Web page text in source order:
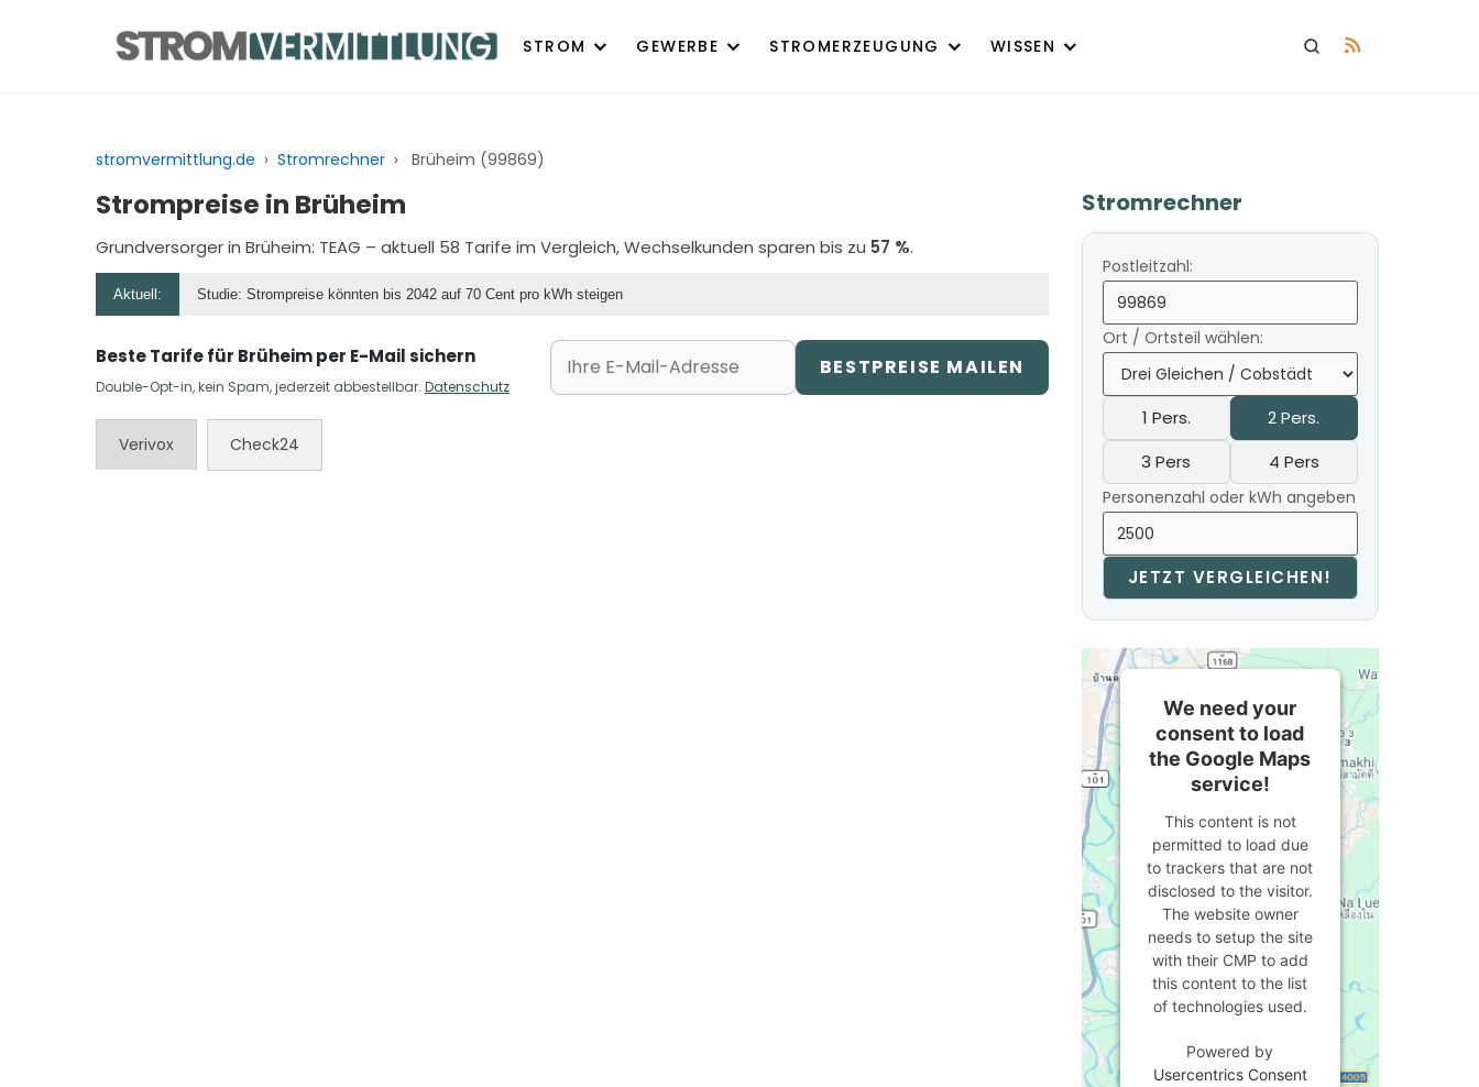
STROM GEWERBE STROMERZEUGUNG WISSEN
stromvermittlung.de › Stromrechner › Brüheim (99869)
Strompreise in Brüheim
Grundversorger in Brüheim: TEAG – aktuell 58 Tarife im Vergleich, Wechselkunden sparen bis zu 57 %.
Aktuell: Studie: Strompreise könnten bis 2042 auf 70 Cent pro kWh steigen
Beste Tarife für Brüheim per E-Mail sichern
Double-Opt-in, kein Spam, jederzeit abbestellbar. Datenschutz
BESTPREISE MAILEN
Verivox Check24
Stromrechner
Postleitzahl:
Ort / Ortsteil wählen:
1 Pers.
2 Pers.
3 Pers
4 Pers
Personenzahl oder kWh angeben
JETZT VERGLEICHEN!
We need your
consent to load
the Google Maps
service!
This content is not
permitted to load due
to trackers that are not
disclosed to the visitor.
The website owner
needs to setup the site
with their CMP to add
this content to the list
of technologies used.
Powered by
Usercentrics Consent